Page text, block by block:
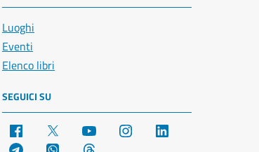
Luoghi
Eventi
Elenco libri
SEGUICI SU
Facebook YouTube Instagram